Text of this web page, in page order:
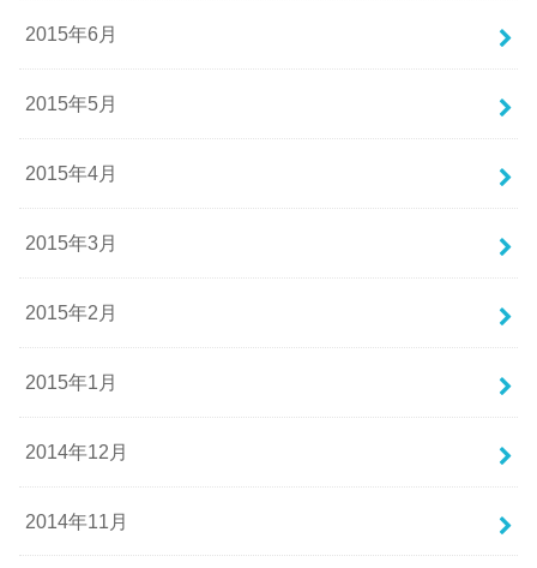
2015年6月
2015年5月
2015年4月
2015年3月
2015年2月
2015年1月
2014年12月
2014年11月